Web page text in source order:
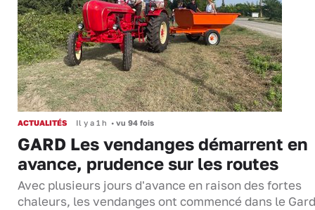
ACTUALITÉS Il y a 1 h • vu 94 fois
GARD Les vendanges démarrent en
avance, prudence sur les routes
Avec plusieurs jours d'avance en raison des fortes
chaleurs, les vendanges ont commencé dans le